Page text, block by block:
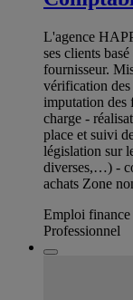
L'agence
ses clients
fournisseur.
vérification des
imputation des
charge -
place et suivi
législation sur
diverses,…) -
achats Zone
Emploi
Professionnel